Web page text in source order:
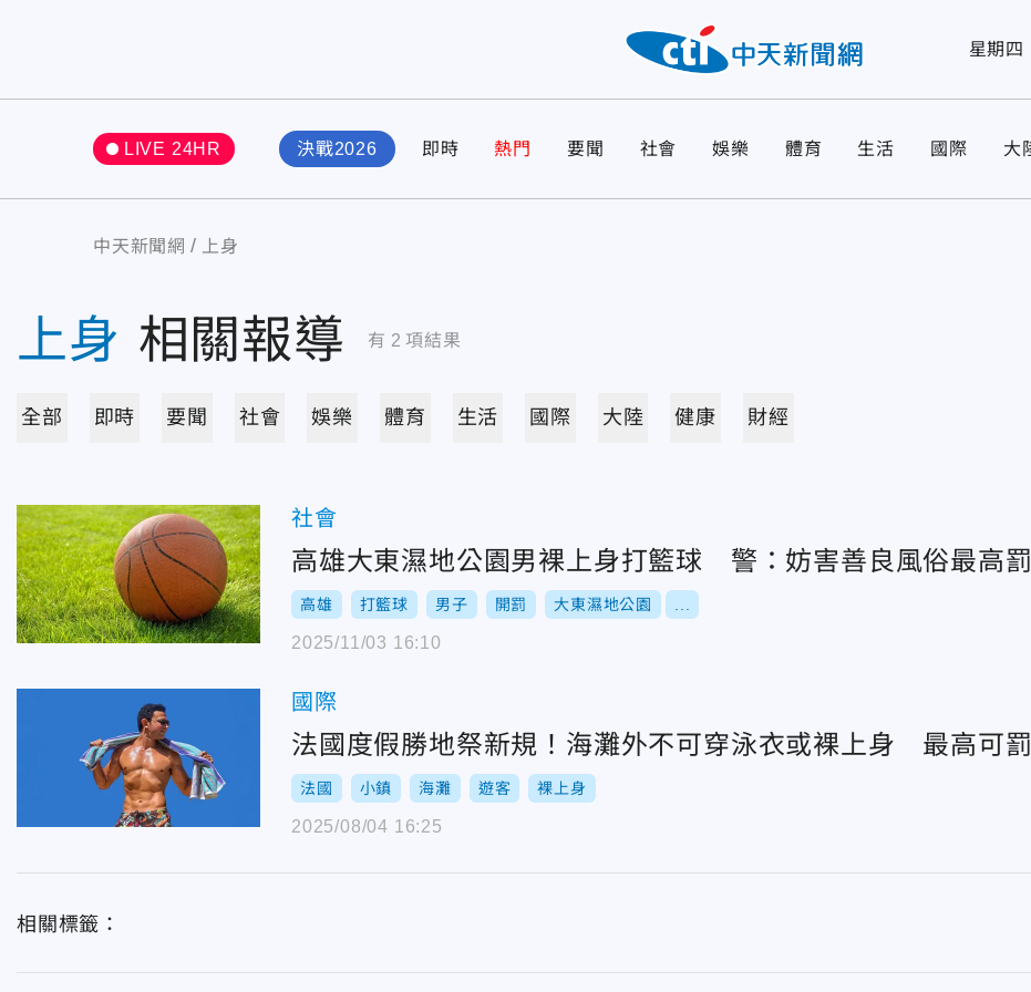
星期四
LIVE 24HR 決戰2026 即時 熱門 要聞 社會 娛樂 體育 生活 國際 大
中天新聞網 上身
上身 相關報導 有 2 項結果
全部 即時 要聞 社會 娛樂 體育 生活 國際 大陸 健康 財經
社會
高雄大東濕地公園男裸上身打籃球 警：妨害善良風俗最高
高雄 打籃球 男子 開罰 大東濕地公園
2025/11/03 16:10
國際
法國度假勝地祭新規！海灘外不可穿泳衣或裸上身 最高可
法國 小鎮 海灘 遊客 裸上身
2025/08/04 16:25
相關標籤：